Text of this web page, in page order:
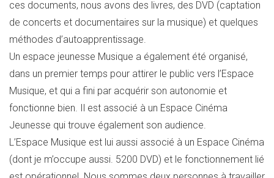
ces documents, nous avons des livres, des DVD (captation
de concerts et documentaires sur la musique) et quelques
méthodes d’autoapprentissage.
Un espace jeunesse Musique a également été organisé,
dans un premier temps pour attirer le public vers l’Espace
Musique, et qui a fini par acquérir son autonomie et
fonctionne bien. Il est associé à un Espace Cinéma
Jeunesse qui trouve également son audience.
L’Espace Musique est lui aussi associé à un Espace Cinéma
(dont je m’occupe aussi. 5200 DVD) et le fonctionnement lié